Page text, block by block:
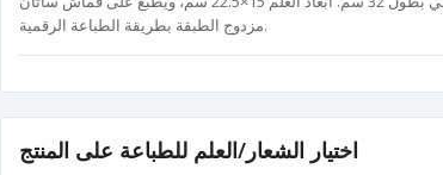
مزدوج الطبقة بطريقة الطباعة الرقمية.
اختيار الشعار/العلم للطباعة على المنتج